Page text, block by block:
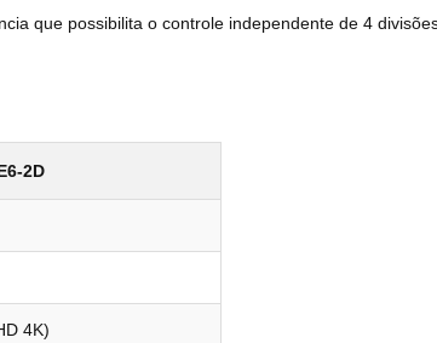
que possibilita o controle independente de 4
2D
4K)